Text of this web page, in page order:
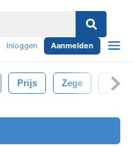
Inloggen Aanmelden
Prijs Zege 3d